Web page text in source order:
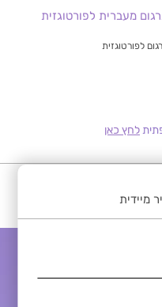
מעברית לפורטוגזית
לפורטוגזית
לחץ כאן
מיידית